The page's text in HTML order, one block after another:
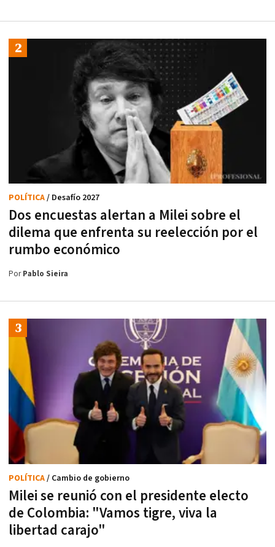
Dos encuestas alertan a Milei sobre el
dilema que enfrenta su reelección por el
rumbo económico
POLÍTICA/ Desafío 2027
PorPablo Sieira
Milei se reunió con el presidente electo
de Colombia: "Vamos tigre, viva la
libertad carajo"
POLÍTICA/ Cambio de gobierno